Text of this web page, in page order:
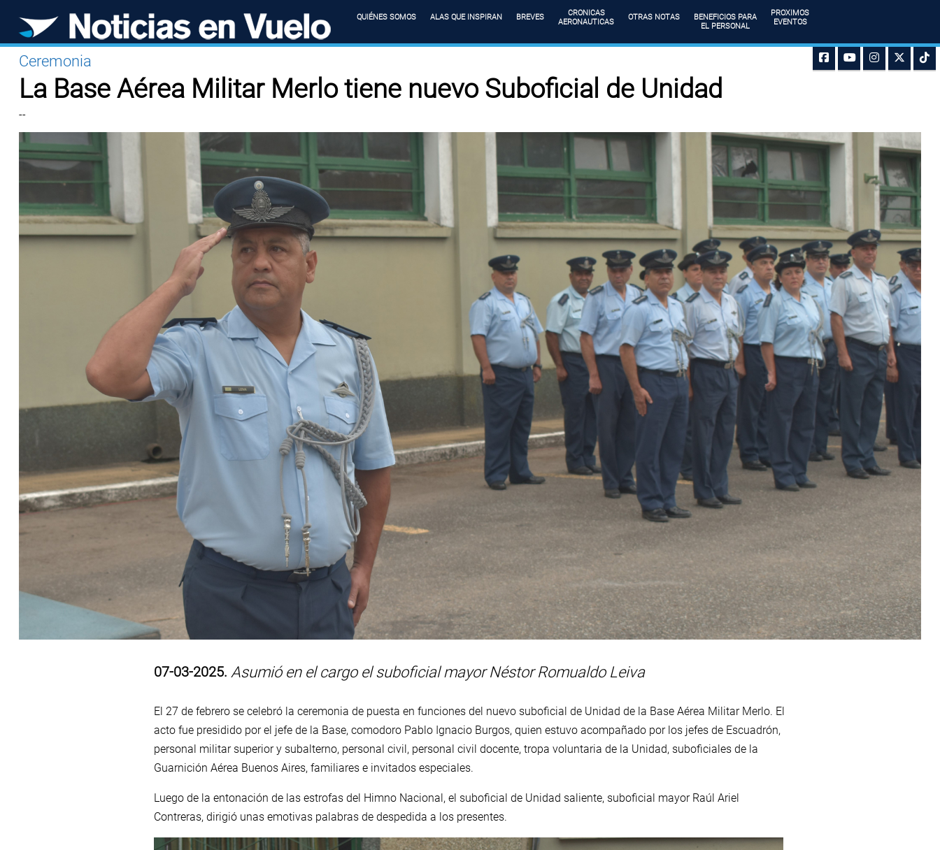
QUIÉNES SOMOS ALAS QUE INSPIRAN BREVES
CRONICAS
AERONAUTICAS
OTRAS NOTAS
BENEFICIOS PARA
EL PERSONAL
PROXIMOS
EVENTOS
Ceremonia
La Base Aérea Militar Merlo tiene nuevo Suboficial de Unidad
--
07-03-2025. Asumió en el cargo el suboficial mayor Néstor Romualdo Leiva
El 27 de febrero se celebró la ceremonia de puesta en funciones del nuevo suboficial de Unidad de la Base Aérea Militar Merlo. El
acto fue presidido por el jefe de la Base, comodoro Pablo Ignacio Burgos, quien estuvo acompañado por los jefes de Escuadrón,
personal militar superior y subalterno, personal civil, personal civil docente, tropa voluntaria de la Unidad, suboficiales de la
Guarnición Aérea Buenos Aires, familiares e invitados especiales.
Luego de la entonación de las estrofas del Himno Nacional, el suboficial de Unidad saliente, suboficial mayor Raúl Ariel
Contreras, dirigió unas emotivas palabras de despedida a los presentes.